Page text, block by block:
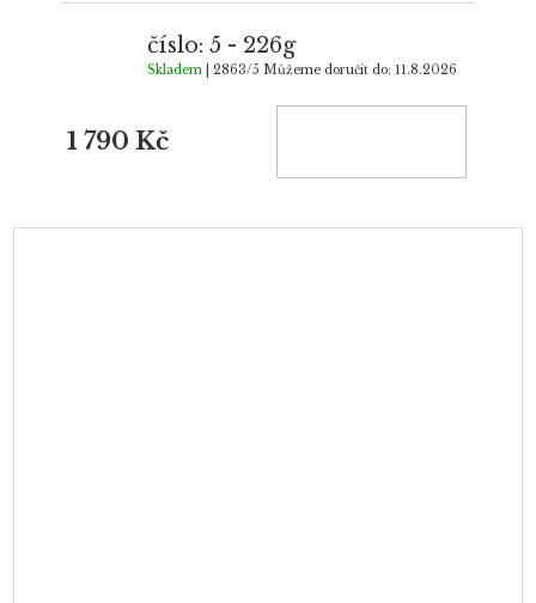
číslo: 5 - 226g
Skladem | 2863/5 Můžeme doručit do: 11.8.2026
1 790 Kč